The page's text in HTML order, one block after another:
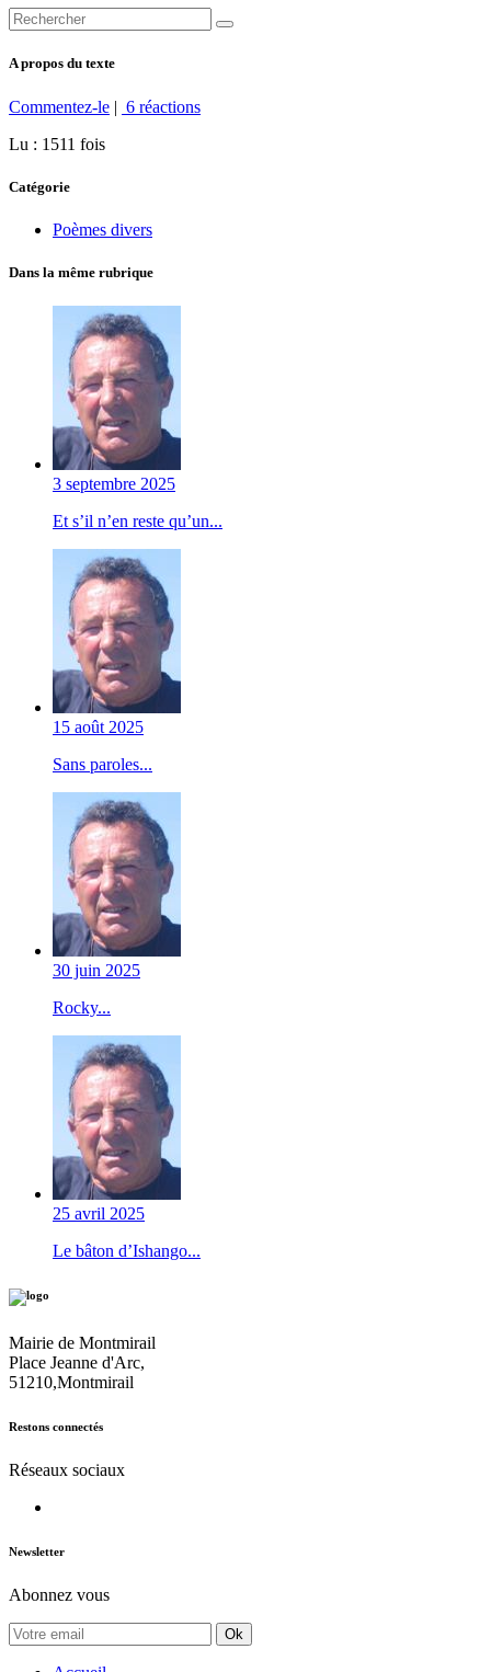
A propos du texte
Commentez-le | 6 réactions
Lu : 1511 fois
Catégorie
Poèmes divers
Dans la même rubrique
3 septembre 2025
Et s’il n’en reste qu’un...
15 août 2025
Sans paroles...
30 juin 2025
Rocky...
25 avril 2025
Le bâton d’Ishango...
Mairie de Montmirail
Place Jeanne d'Arc,
51210,Montmirail
Restons connectés
Réseaux sociaux
Newsletter
Abonnez vous
Ok